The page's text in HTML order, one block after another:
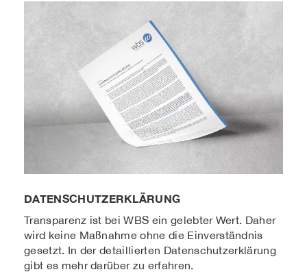
DATENSCHUTZERKLÄRUNG
Transparenz ist bei WBS ein gelebter Wert. Daher
wird keine Maßnahme ohne die Einverständnis
gesetzt. In der detaillierten Datenschutzerklärung
gibt es mehr darüber zu erfahren.